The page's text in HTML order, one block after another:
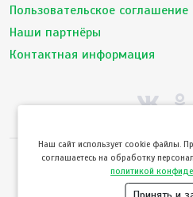
Пользовательское соглашение
Наши партнёры
Контактная информация
© ТвойПродукт
Использование сайта означает согласие с
Политикой
Hаш сайт использует cookie файлы.
соглашаетесь на обработку
политикой